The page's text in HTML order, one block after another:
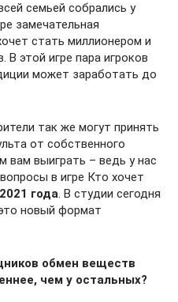
семьей собрались у
замечательная
стать миллионером и
этой игре пара игроков
может заработать до
так же могут принять
от собственного
вам выиграть – ведь у нас
в игре Кто хочет
года. В студии сегодня
новый формат
обмен веществ
чем у остальных?